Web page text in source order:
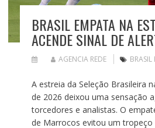
BRASIL EMPATA NA
ACENDE SINAL DE
AGENCIA REDE BRASIL
A estreia da Seleção Brasileira
de 2026 deixou uma sensação
torcedores e analistas. O
de Marrocos evitou um